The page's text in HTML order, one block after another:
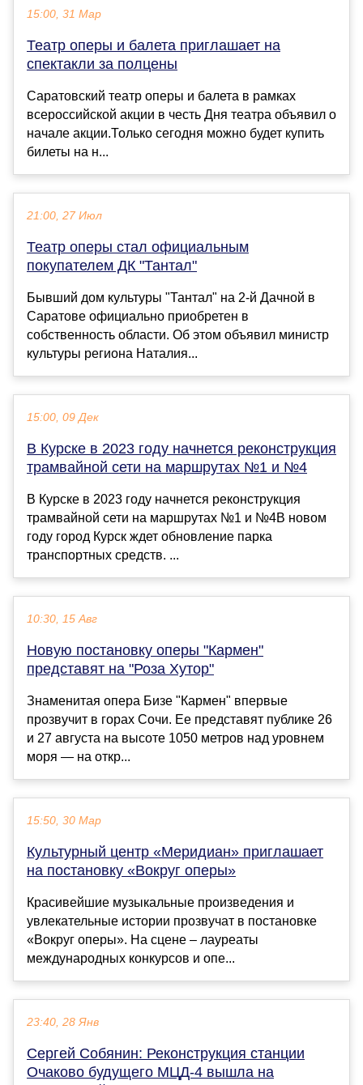
15:00, 31 Мар
Театр оперы и балета приглашает на
спектакли за полцены
Саратовский театр оперы и балета в рамках
всероссийской акции в честь Дня театра объявил о
начале акции.Только сегодня можно будет купить
билеты на н...
21:00, 27 Июл
Театр оперы стал официальным
покупателем ДК "Тантал"
Бывший дом культуры "Тантал" на 2-й Дачной в
Саратове официально приобретен в
собственность области. Об этом объявил министр
культуры региона Наталия...
15:00, 09 Дек
В Курске в 2023 году начнется реконструкция
трамвайной сети на маршрутах №1 и №4
В Курске в 2023 году начнется реконструкция
трамвайной сети на маршрутах №1 и №4В новом
году город Курск ждет обновление парка
транспортных средств. ...
10:30, 15 Авг
Новую постановку оперы "Кармен"
представят на "Роза Хутор"
Знаменитая опера Бизе "Кармен" впервые
прозвучит в горах Сочи. Ее представят публике 26
и 27 августа на высоте 1050 метров над уровнем
моря — на откр...
15:50, 30 Мар
Культурный центр «Меридиан» приглашает
на постановку «Вокруг оперы»
Красивейшие музыкальные произведения и
увлекательные истории прозвучат в постановке
«Вокруг оперы». На сцене – лауреаты
международных конкурсов и опе...
23:40, 28 Янв
Сергей Собянин: Реконструкция станции
Очаково будущего МЦД-4 вышла на